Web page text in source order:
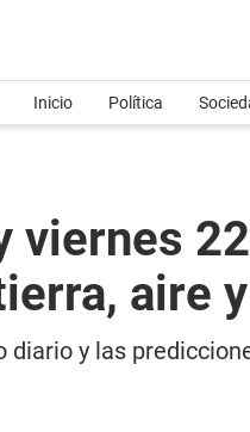
Inicio Política
viernes
aire
y las